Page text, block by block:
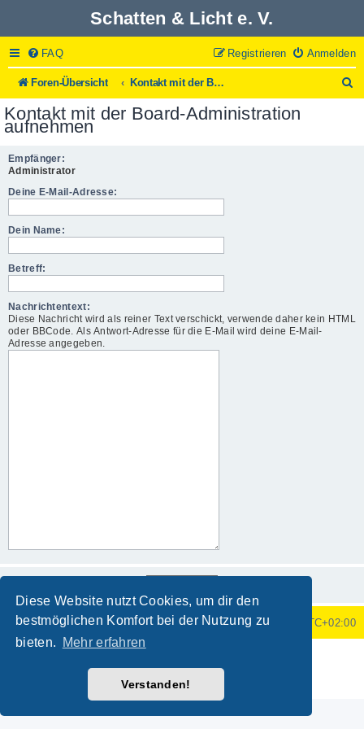
Diese Website nutzt Cookies, um dir den
bestmöglichen Komfort bei der Nutzung zu
bieten.
Mehr erfahren
Verstanden!
Schatten & Licht e. V.
FAQ Anmelden
Registrieren
Foren-Übersicht Kontakt mit der Board-Administration aufnehmen
u
Kontakt mit der Board-Administration
aufnehmen
Empfänger:
Administrator
Deine E-Mail-Adresse:
Dein Name:
Betreff:
Nachrichtentext:
Diese Nachricht wird als reiner Text verschickt, verwende daher kein HTML
oder BBCode. Als Antwort-Adresse für die E-Mail wird deine E-Mail-
Adresse angegeben.
Foren-Übersicht Alle Zeiten sind UTC+02:00
Deutsche Übersetzung durchphpBB.de
Datenschutz|Nutzungsbedingungen